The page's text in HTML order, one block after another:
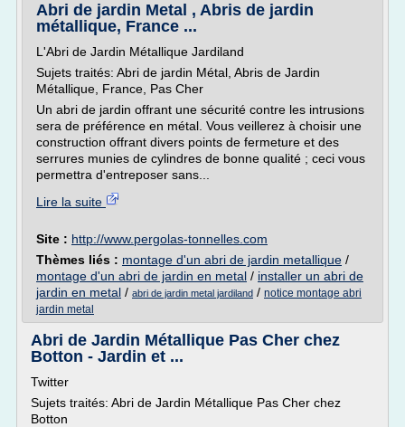
Abri de jardin Metal , Abris de jardin
métallique, France ...
L'Abri de Jardin Métallique Jardiland
Sujets traités: Abri de jardin Métal, Abris de Jardin
Métallique, France, Pas Cher
Un abri de jardin offrant une sécurité contre les intrusions
sera de préférence en métal. Vous veillerez à choisir une
construction offrant divers points de fermeture et des
serrures munies de cylindres de bonne qualité ; ceci vous
permettra d'entreposer sans...
Lire la suite
Site : http://www.pergolas-tonnelles.com
Thèmes liés : montage d'un abri de jardin metallique /
montage d'un abri de jardin en metal / installer un abri de
jardin en metal / abri de jardin metal jardiland / notice montage abri
jardin metal
Abri de Jardin Métallique Pas Cher chez
Botton - Jardin et ...
Twitter
Sujets traités: Abri de Jardin Métallique Pas Cher chez
Botton